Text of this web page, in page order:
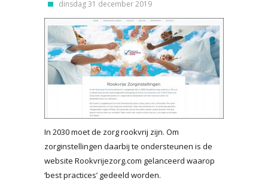
dinsdag 31 december 2019
In 2030 moet de zorg rookvrij zijn. Om
zorginstellingen daarbij te ondersteunen is de
website Rookvrijezorg.com gelanceerd waarop
‘best practices’ gedeeld worden.